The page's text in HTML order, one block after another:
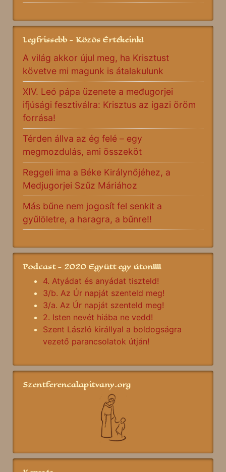
Legfrissebb - Közös Értékeink!
A világ akkor újul meg, ha Krisztust
követve mi magunk is átalakulunk
XIV. Leó pápa üzenete a međugorjei
ifjúsági fesztiválra: Krisztus az igazi öröm
forrása!
Térden állva az ég felé – egy
megmozdulás, ami összeköt
Reggeli ima a Béke Királynőjéhez, a
Medjugorjei Szűz Máriához
Más bűne nem jogosít fel senkit a
gyűlöletre, a haragra, a bűnre!!
Podcast - 2020 Együtt egy úton!!!!
4. Atyádat és anyádat tiszteld!
3/b. Az Úr napját szenteld meg!
3/a. Az Úr napját szenteld meg!
2. Isten nevét hiába ne vedd!
Szent László királlyal a boldogságra
vezető parancsolatok útján!
Szentferencalapitvany.org